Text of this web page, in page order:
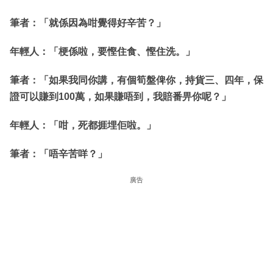
筆者：「就係因為咁覺得好辛苦？」
年輕人：「梗係啦，要慳住食、慳住洗。」
筆者：「如果我同你講，有個筍盤俾你，持貨三、四年，保
證可以賺到100萬，如果賺唔到，我賠番畀你呢？」
年輕人：「咁，死都捱埋佢啦。」
筆者：「唔辛苦咩？」
廣告